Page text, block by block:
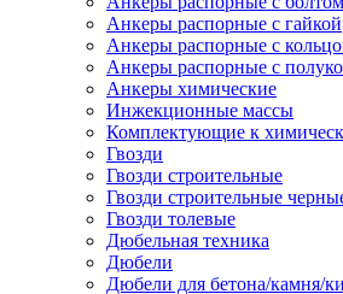
Анкеры распорные с гайкой
Анкеры распорные с
Анкеры распорные с
Анкеры химические
Инжекционные массы
Комплектующие к
Гвозди
Гвозди строительные
Гвозди строительные
Гвозди толевые
Дюбельная техника
Дюбели
Дюбели для бетона/камня/